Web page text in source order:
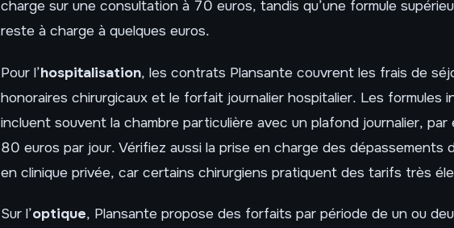
charge sur une consultation à 70 euros, tandis qu’une formule
reste à charge à quelques euros.
Pour l’hospitalisation, les contrats Plansante couvrent les frais de
honoraires chirurgicaux et le forfait journalier hospitalier. Les formules
incluent souvent la chambre particulière avec un plafond journalier, par
80 euros par jour. Vérifiez aussi la prise en charge des dépassements
en clinique privée, car certains chirurgiens pratiquent des tarifs très
Sur l’optique, Plansante propose des forfaits par période de un ou